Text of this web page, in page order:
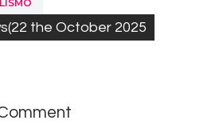
the October 2025